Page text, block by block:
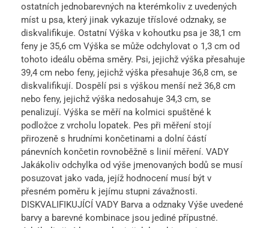
ostatních jednobarevných na kterémkoliv z uvedených
míst u psa, který jinak vykazuje tříslové odznaky, se
diskvalifikuje. Ostatní Výška v kohoutku psa je 38,1 cm
feny je 35,6 cm Výška se může odchylovat o 1,3 cm od
tohoto ideálu oběma směry. Psi, jejichž výška přesahuje
39,4 cm nebo feny, jejichž výška přesahuje 36,8 cm, se
diskvalifikují. Dospělí psi s výškou menší než 36,8 cm
nebo feny, jejichž výška nedosahuje 34,3 cm, se
penalizují. Výška se měří na kolmici spuštěné k
podložce z vrcholu lopatek. Pes při měření stojí
přirozeně s hrudními končetinami a dolní částí
pánevních končetin rovnoběžně s linií měření. VADY
Jakákoliv odchylka od výše jmenovaných bodů se musí
posuzovat jako vada, jejíž hodnocení musí být v
přesném poměru k jejímu stupni závažnosti.
DISKVALIFIKUJÍCÍ VADY Barva a odznaky Výše uvedené
barvy a barevné kombinace jsou jediné přípustné.